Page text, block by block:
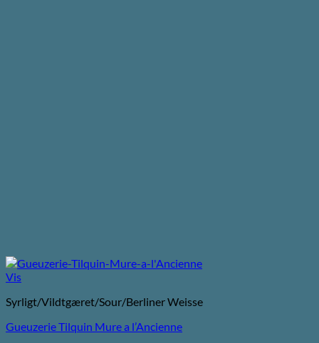
Vis
Syrligt/Vildtgæret/Sour/Berliner Weisse
Gueuzerie Tilquin Mure a l’Ancienne